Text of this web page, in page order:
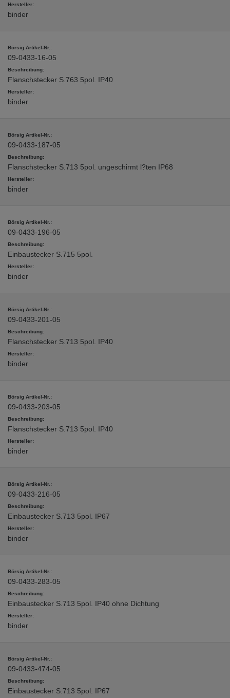
binder
09-0433-16-05
Flanschstecker S.763 5pol. IP40
binder
09-0433-187-05
Flanschstecker S.713 5pol. ungeschirmt l?ten IP68
binder
09-0433-196-05
Einbaustecker S.715 5pol.
binder
09-0433-201-05
Flanschstecker S.713 5pol. IP40
binder
09-0433-203-05
Flanschstecker S.713 5pol. IP40
binder
09-0433-216-05
Einbaustecker S.713 5pol. IP67
binder
09-0433-283-05
Einbaustecker S.713 5pol. IP40 ohne Dichtung
binder
09-0433-474-05
Einbaustecker S.713 5pol. IP67